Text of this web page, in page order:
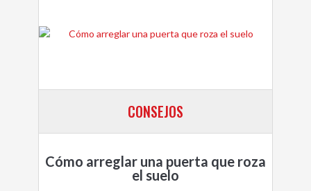
CONSEJOS
Cómo arreglar una puerta que roza
el suelo